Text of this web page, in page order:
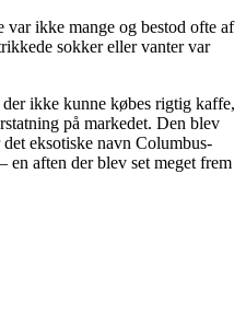
ikke mange og bestod ofte af
sokker eller vanter var
ikke kunne købes rigtig kaffe,
på markedet. Den blev
eksotiske navn Columbus-
en aften der blev set meget frem